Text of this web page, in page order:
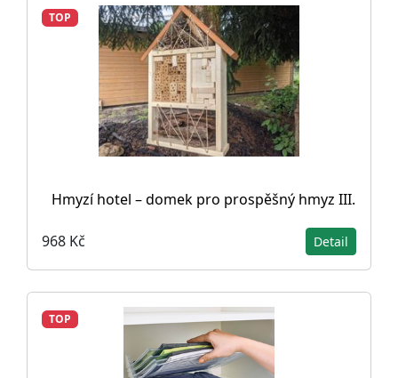
TOP
Hmyzí hotel – domek pro prospěšný hmyz III.
968 Kč Detail
TOP